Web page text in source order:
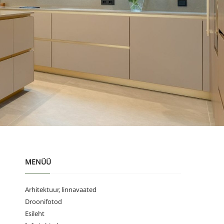
MENÜÜ
Arhitektuur, linnavaated
Droonifotod
Esileht